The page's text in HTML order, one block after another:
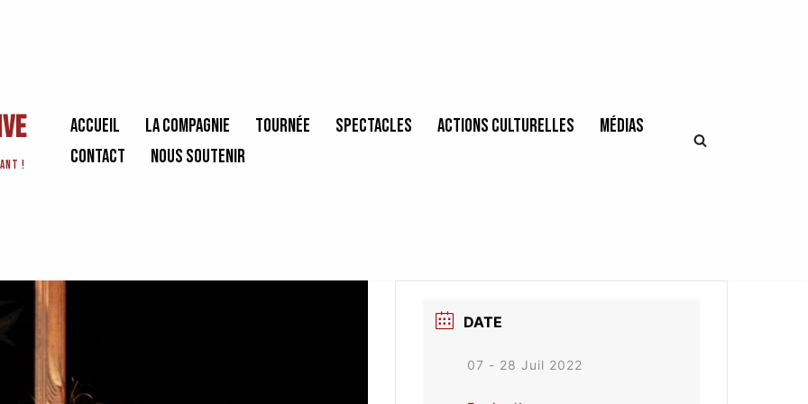
!
Accueil La Compagnie Tournée Spectacles Actions culturelles
Médias
Contact
Nous soutenir
DATE
07 - 28 Juil 2022